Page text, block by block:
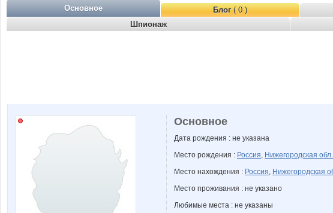
Основное Блог( 0 )
Шпионаж
Основное
Дата рождения : не указана
Место рождения : Россия, Нижегородская обл.
Место нахождения : Россия, Нижегородская
Место проживания : не указано
Любимые места : не указаны